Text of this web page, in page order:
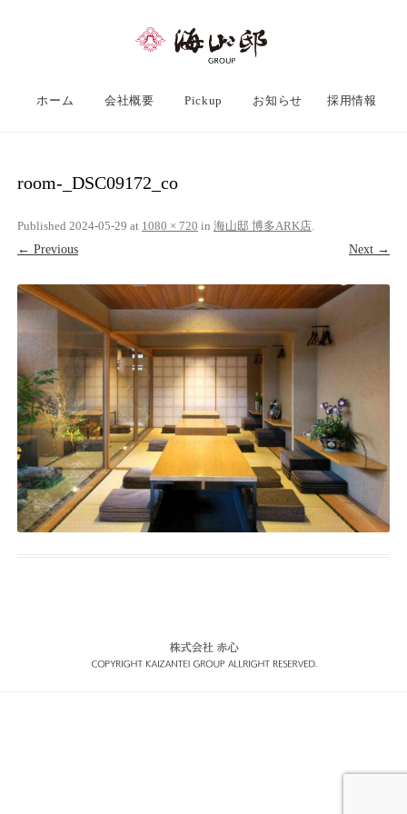
ホーム 会社概要 Pickup お知らせ 採用情報
room-_DSC09172_co
Published 2024-05-29 at 1080 × 720 in 海山邸 博多ARK店
← Previous
Next →